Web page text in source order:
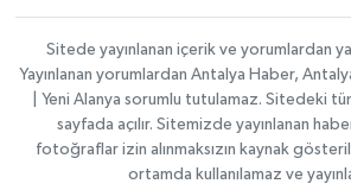
Sitede yayınlanan içerik ve yorumlardan
Yayınlanan yorumlardan Antalya Haber,
| Yeni Alanya sorumlu tutulamaz. Sitedeki
sayfada açılır. Sitemizde yayınlanan
fotoğraflar izin alınmaksızın kaynak
ortamda kullanılamaz ve